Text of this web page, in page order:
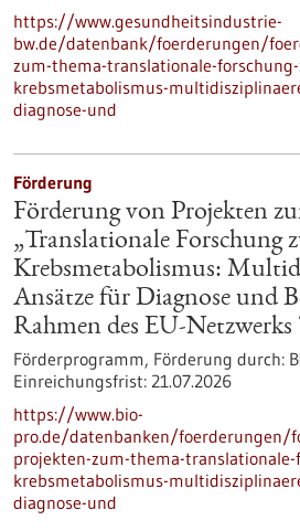
https://www.gesundheitsindustrie-
bw.de/datenbank/foerderungen/
zum-thema-translationale-
krebsmetabolismus-
diagnose-und
Förderung
Förderung von Projekten
„Translationale Forschung
Krebsmetabolismus:
Ansätze für Diagnose und
Rahmen des EU-
Förderprogramm, Förderung durch:
Einreichungsfrist: 21.07.2026
https://www.bio-
pro.de/datenbanken/foerderungen/
projekten-zum-thema-
krebsmetabolismus-
diagnose-und